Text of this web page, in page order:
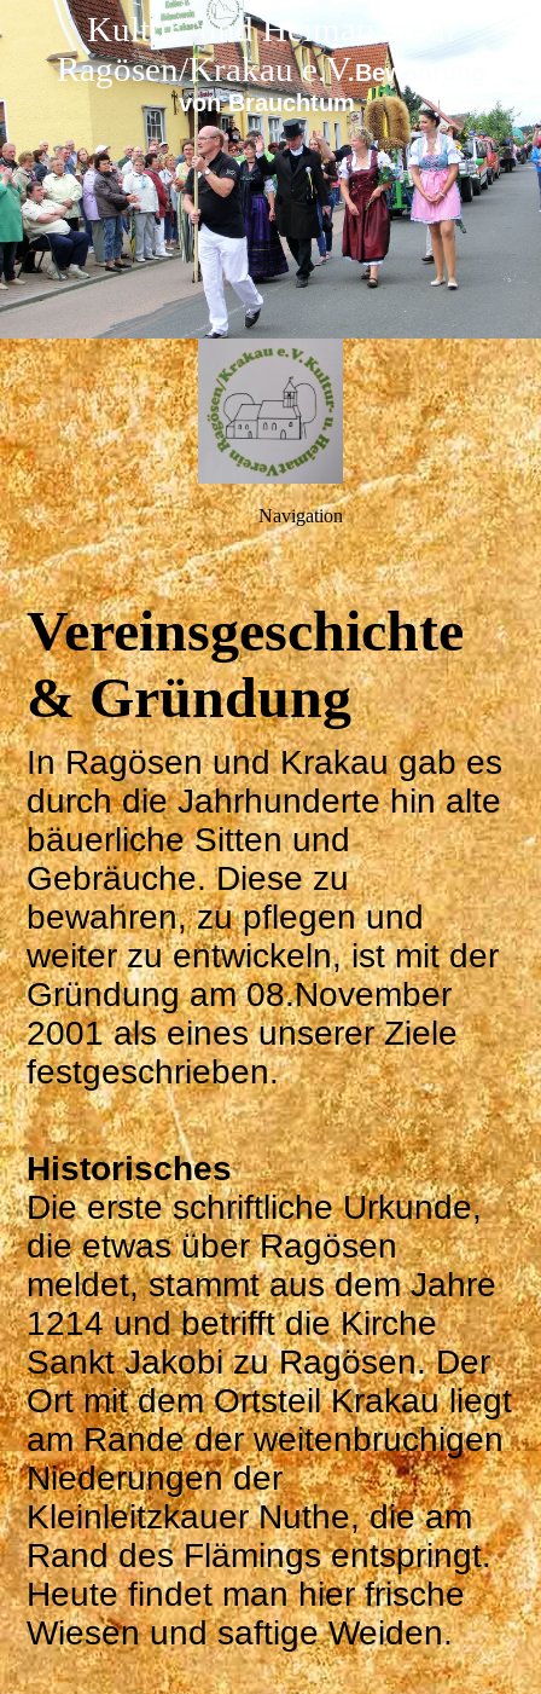
Kultur- und Heimatverein
Ragösen/Krakau e.V.Bewahrung
von Brauchtum
Navigation
Vereinsgeschichte
& Gründung
In Ragösen und Krakau gab es
durch die Jahrhunderte hin alte
bäuerliche Sitten und
Gebräuche. Diese zu
bewahren, zu pflegen und
weiter zu entwickeln, ist mit der
Gründung am 08.November
2001 als eines unserer Ziele
festgeschrieben.
Historisches
Die erste schriftliche Urkunde,
die etwas über Ragösen
meldet, stammt aus dem Jahre
1214 und betrifft die Kirche
Sankt Jakobi zu Ragösen. Der
Ort mit dem Ortsteil Krakau liegt
am Rande der weitenbruchigen
Niederungen der
Kleinleitzkauer Nuthe, die am
Rand des Flämings entspringt.
Heute findet man hier frische
Wiesen und saftige Weiden.